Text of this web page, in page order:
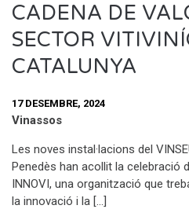
CADENA DE
SECTOR
CATALUNYA
17 DESEMBRE, 2024
Vinassos
Les noves instal·lacions del
Penedès han acollit la celebració
INNOVI, una organització que
la innovació i la […]